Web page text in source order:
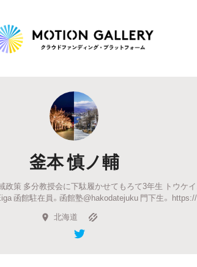
Highlight
新着プロジェクト
Feature
キュレーターから探す 特集から探す
Legendary
釜本 慎ノ輔
策 多分教授会に下駄履かせてもろて3年生 トウケ
函館駐在員。函館塾@hakodatejuku 門下生。
北海道